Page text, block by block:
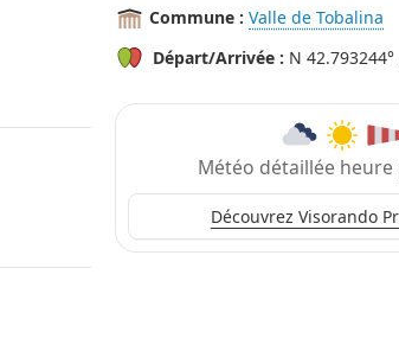
Commune : Valle de Tobalina
Départ/Arrivée : N
Météo détaillée
Découvrez Visorando